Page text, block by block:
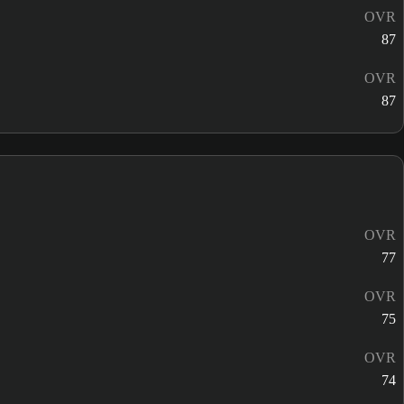
OVR
87
OVR
87
OVR
77
OVR
75
OVR
74